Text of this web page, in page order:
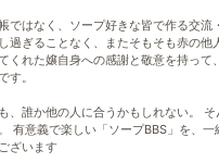
ではなく、ソープ好きな皆で作る交流
過ぎることなく、またそもそも赤の他
くれた嬢自身への感謝と敬意を持って
す。
、誰か他の人に合うかもしれない。
有意義で楽しい「ソープBBS」を、一
ざいます